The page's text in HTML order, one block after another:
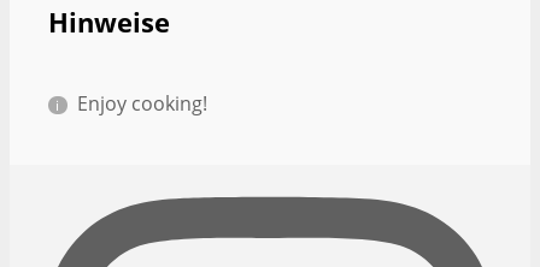
Hinweise
Enjoy cooking!